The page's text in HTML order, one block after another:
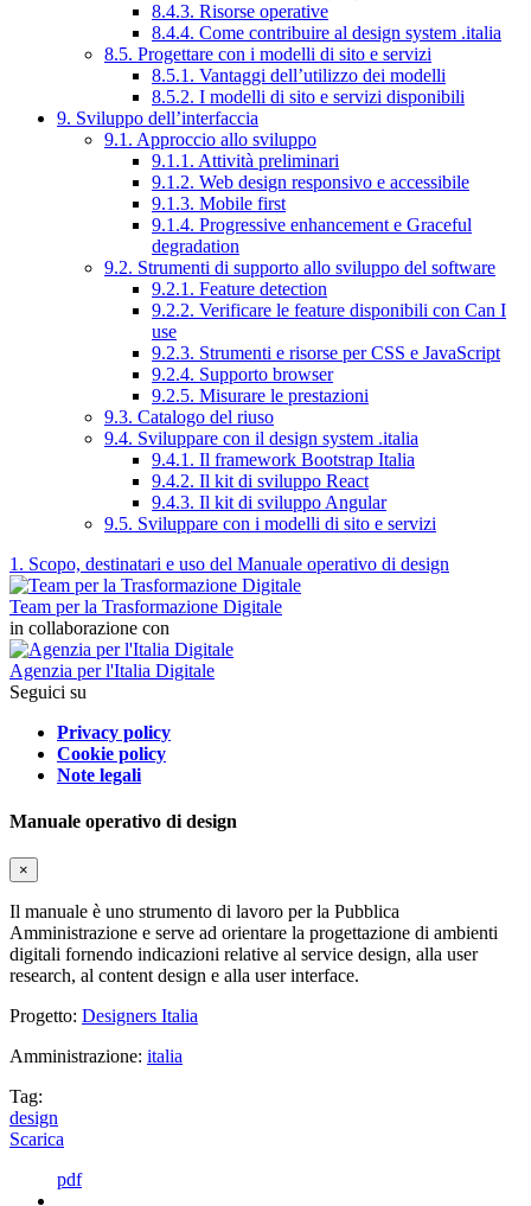
8.4.3. Risorse operative
8.4.4. Come contribuire al design system .italia
8.5. Progettare con i modelli di sito e servizi
8.5.1. Vantaggi dell’utilizzo dei modelli
8.5.2. I modelli di sito e servizi disponibili
9. Sviluppo dell’interfaccia
9.1. Approccio allo sviluppo
9.1.1. Attività preliminari
9.1.2. Web design responsivo e accessibile
9.1.3. Mobile first
9.1.4. Progressive enhancement e Graceful
degradation
9.2. Strumenti di supporto allo sviluppo del software
9.2.1. Feature detection
9.2.2. Verificare le feature disponibili con Can I
use
9.2.3. Strumenti e risorse per CSS e JavaScript
9.2.4. Supporto browser
9.2.5. Misurare le prestazioni
9.3. Catalogo del riuso
9.4. Sviluppare con il design system .italia
9.4.1. Il framework Bootstrap Italia
9.4.2. Il kit di sviluppo React
9.4.3. Il kit di sviluppo Angular
9.5. Sviluppare con i modelli di sito e servizi
1. Scopo, destinatari e uso del Manuale operativo di design
Team per la Trasformazione Digitale
in collaborazione con
Agenzia per l'Italia Digitale
Seguici su
Privacy policy
Cookie policy
Note legali
Manuale operativo di design
×
Il manuale è uno strumento di lavoro per la Pubblica
Amministrazione e serve ad orientare la progettazione di ambienti
digitali fornendo indicazioni relative al service design, alla user
research, al content design e alla user interface.
Progetto: Designers Italia
Amministrazione: italia
Tag:
design
Scarica
pdf